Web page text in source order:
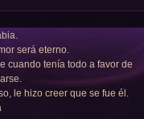
será eterno.
cuando tenía todo a favor de
le hizo creer que se fue él.